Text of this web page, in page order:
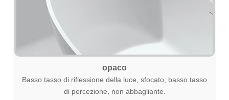
opaco
Basso tasso di riflessione della luce, sfocato, basso tasso
di percezione, non abbagliante.